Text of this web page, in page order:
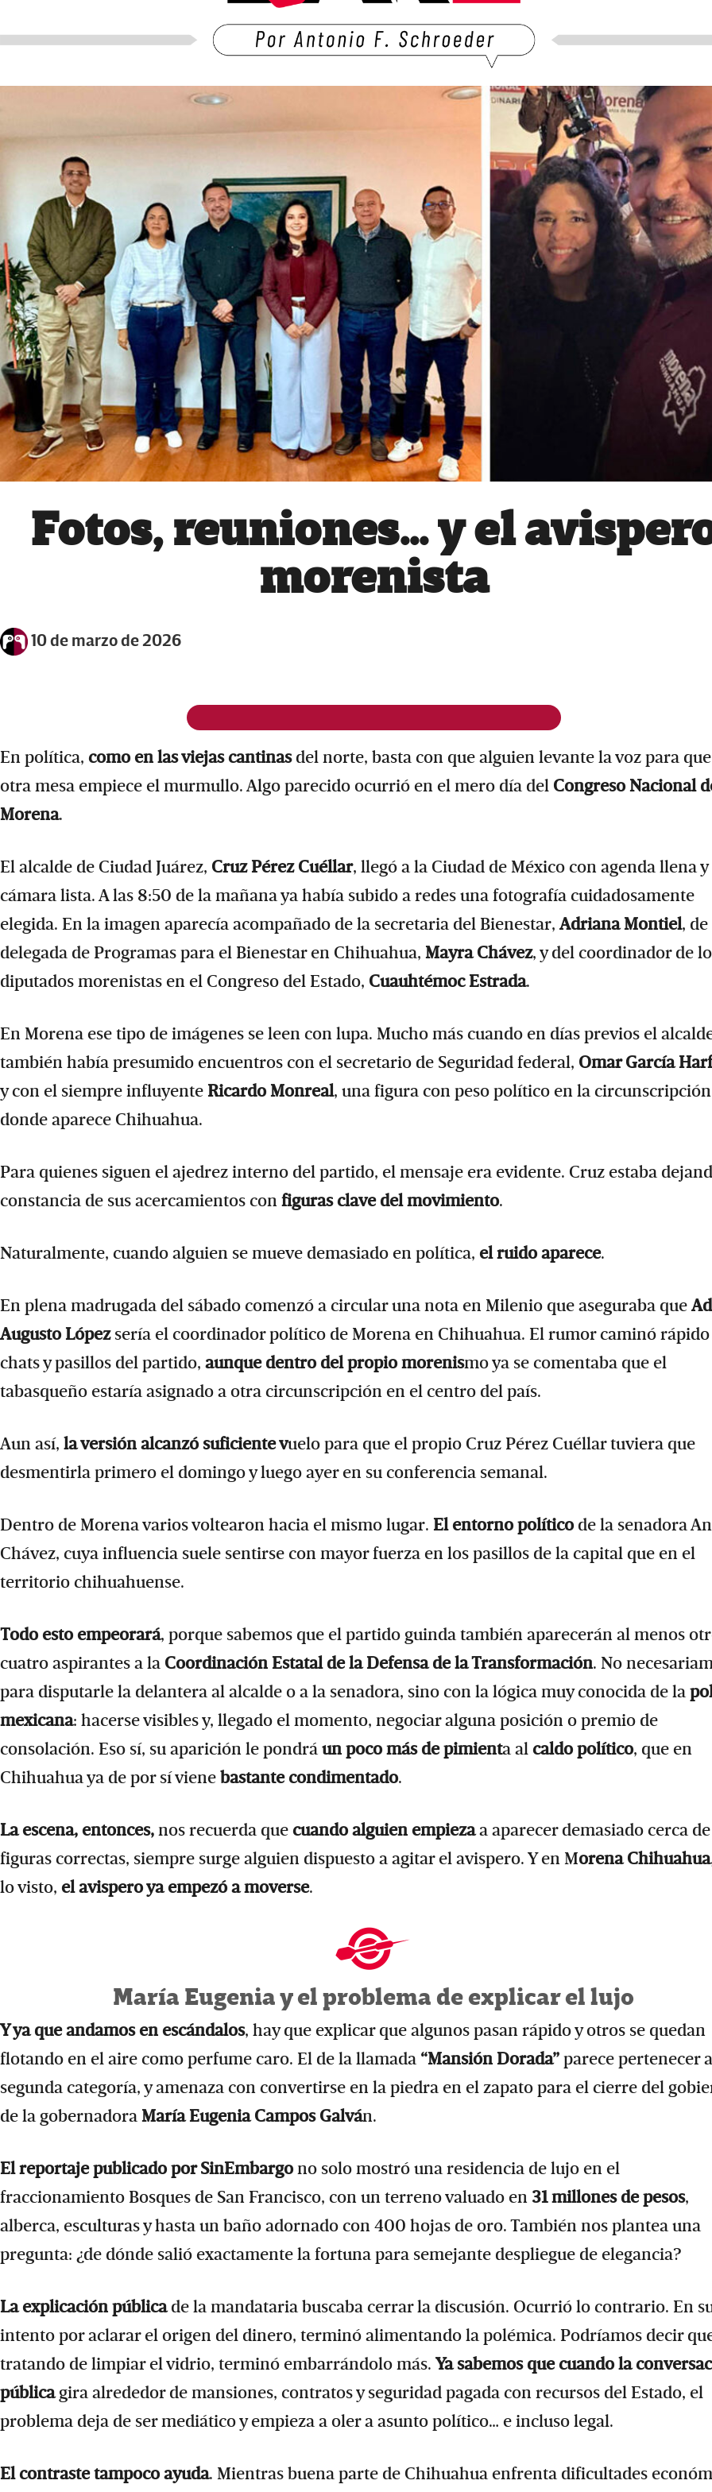
Fotos, reuniones… y el
morenista
10 de marzo de 2026
En política, como en las viejas cantinasdel norte, basta con que alguien levante la voz para
otra mesa empiece el murmullo. Algo parecido ocurrió en el mero día del Congreso Nacional
Morena.
El alcalde de Ciudad Juárez, Cruz Pérez Cuéllar, llegó a la Ciudad de México con agenda llena y
cámara lista. A las 8:50 de la mañana ya había subido a redes una fotografía cuidadosamente
elegida. En la imagen aparecía acompañado de la secretaria del Bienestar, Adriana Montiel,
delegada de Programas para el Bienestar en Chihuahua, Mayra Chávez, y del coordinador de
diputados morenistas en el Congreso del Estado, Cuauhtémoc Estrada.
En Morena ese tipo de imágenes se leen con lupa. Mucho más cuando en días previos el
también había presumido encuentros con el secretario de Seguridad federal, Omar García
y con el siempre influyente Ricardo Monreal, una figura con peso político en la circunscripción
donde aparece Chihuahua.
Para quienes siguen el ajedrez interno del partido, el mensaje era evidente. Cruz estaba
constancia de sus acercamientos configuras clave del movimiento.
Naturalmente, cuando alguien se mueve demasiado en política, el ruido aparece.
En plena madrugada del sábado comenzó a circular una nota en Milenio que aseguraba que
Augusto Lópezsería el coordinador político de Morena en Chihuahua. El rumor caminó
chats y pasillos del partido, aunque dentro del propio morenismo ya se comentaba que el
tabasqueño estaría asignado a otra circunscripción en el centro del país.
Aun así, la versión alcanzó suficiente vuelo para que el propio Cruz Pérez Cuéllar tuviera que
desmentirla primero el domingo y luego ayer en su conferencia semanal.
Dentro de Morena varios voltearon hacia el mismo lugar. El entorno político de la senadora
Chávez, cuya influencia suele sentirse con mayor fuerza en los pasillos de la capital que en el
territorio chihuahuense.
Todo esto empeorará, porque sabemos que el partido guinda también aparecerán al menos
cuatro aspirantes a la Coordinación Estatal de la Defensa de la Transformación. No
para disputarle la delantera al alcalde o a la senadora, sino con la lógica muy conocida de la
mexicana: hacerse visibles y, llegado el momento, negociar alguna posición o premio de
consolación. Eso sí, su aparición le pondráun poco más de pimienta alcaldo político, que en
Chihuahua ya de por sí vienebastante condimentado.
La escena, entonces,nos recuerda quecuando alguien empiezaa aparecer demasiado cerca
figuras correctas, siempre surge alguien dispuesto a agitar el avispero. Y en Morena Chihuahua
lo visto, el avispero ya empezó a moverse.
María Eugenia y el problema de explicar el lujo
Y ya que andamos en escándalos, hay que explicar que algunos pasan rápido y otros se quedan
flotando en el aire como perfume caro. El de la llamada “Mansión Dorada”parece pertenecer
segunda categoría, y amenaza con convertirse en la piedra en el zapato para el cierre del
de la gobernadoraMaría Eugenia Campos Galván.
El reportaje publicado por SinEmbargono solo mostró una residencia de lujo en el
fraccionamiento Bosques de San Francisco, con un terreno valuado en 31 millones de pesos,
alberca, esculturas y hasta un baño adornado con 400 hojas de oro. También nos plantea una
pregunta: ¿de dónde salió exactamente la fortuna para semejante despliegue de elegancia?
La explicación públicade la mandataria buscaba cerrar la discusión. Ocurrió lo contrario. En
intento por aclarar el origen del dinero, terminó alimentando la polémica. Podríamos decir
tratando de limpiar el vidrio, terminó embarrándolo más. Ya sabemos que cuando la
públicagira alrededor de mansiones, contratos y seguridad pagada con recursos del Estado, el
problema deja de ser mediático y empieza a oler a asunto político… e incluso legal.
El contraste tampoco ayuda. Mientras buena parte de Chihuahua enfrenta dificultades